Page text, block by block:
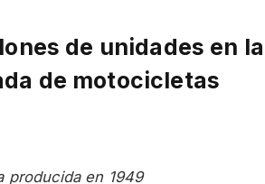
de unidades en la
de motocicletas
producida en 1949